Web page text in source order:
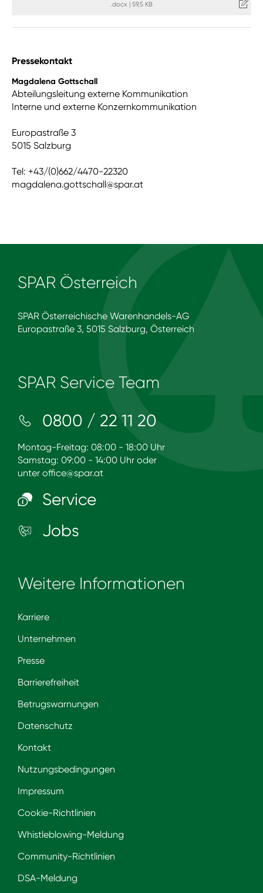
.docx 59,5 KB
Pressekontakt
Magdalena Gottschall
Abteilungsleitung externe Kommunikation
Interne und externe Konzernkommunikation
Europastraße 3
5015 Salzburg
Tel: +43/(0)662/4470-22320
magdalena.gottschall@spar.at
SPAR Österreich
SPAR Österreichische Warenhandels-AG
Europastraße 3, 5015 Salzburg, Österreich
SPAR Service Team
0800 / 22 11 20
Montag-Freitag: 08:00 - 18:00 Uhr
Samstag: 09:00 - 14:00 Uhr oder
unter office@spar.at
Service
Jobs
Weitere Informationen
Karriere
Unternehmen
Presse
Barrierefreiheit
Betrugswarnungen
Datenschutz
Kontakt
Nutzungsbedingungen
Impressum
Cookie-Richtlinien
Whistleblowing-Meldung
Community-Richtlinien
DSA-Meldung